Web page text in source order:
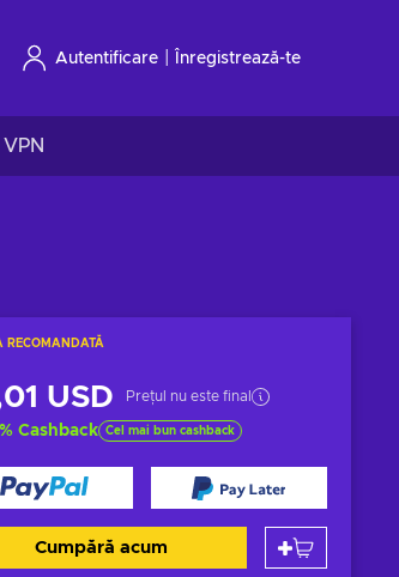
Autentificare Înregistrează-te
RECOMANDATĂ
USD Prețul nu este final
% Cashback Cel mai bun cashback
Cumpără acum